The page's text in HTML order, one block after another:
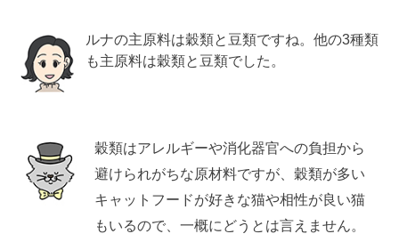
ルナの主原料は穀類と豆類ですね。他の3種類
も主原料は穀類と豆類でした。
穀類はアレルギーや消化器官への負担から
避けられがちな原材料ですが、穀類が多い
キャットフードが好きな猫や相性が良い猫
もいるので、一概にどうとは言えません。